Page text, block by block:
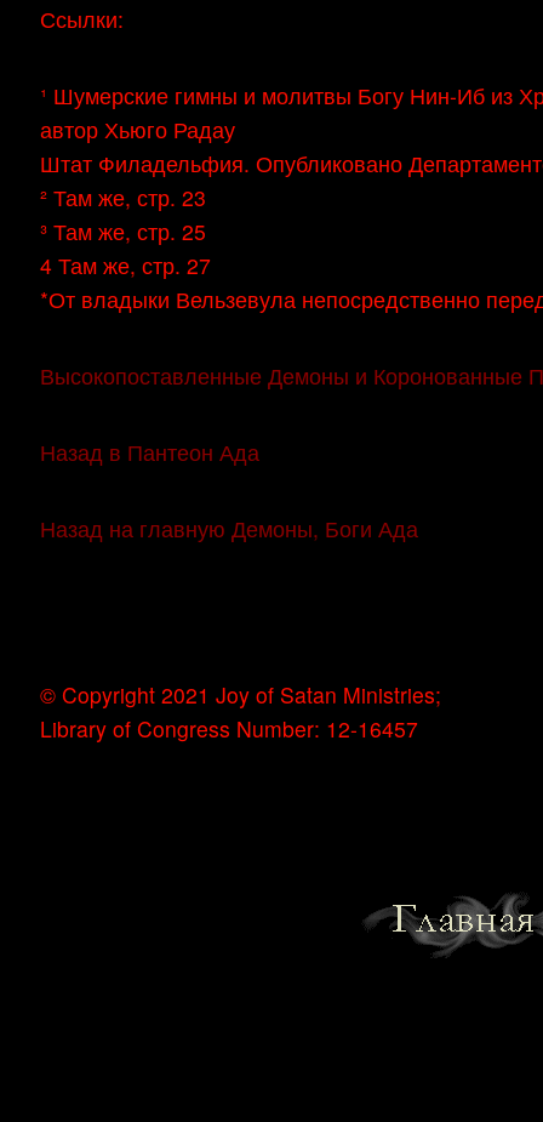
Ссылки:
¹ Шумерские гимны и молитвы Богу Нин-Иб из
автор Хьюго Радау
Штат Филадельфия. Опубликовано
² Там же, стр. 23
³ Там же, стр. 25
4 Там же, стр. 27
*От владыки Вельзевула непосредственно
Высокопоставленные Демоны и Коронованные
Назад в Пантеон Ада
Назад на главную Демоны, Боги Ада
© Copyright 2021 Joy of Satan Ministries;
Library of Congress Number: 12-16457